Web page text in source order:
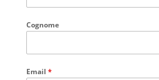
Cognome
Email *